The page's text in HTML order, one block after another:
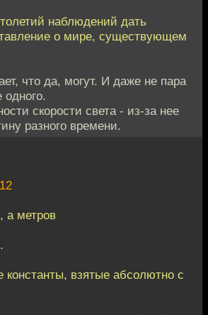
наблюдений дать
о мире, существующем
что да, могут. И даже не пара
одного.
скорости света - из-за нее
разного времени.
а метров
взятые абсолютно с